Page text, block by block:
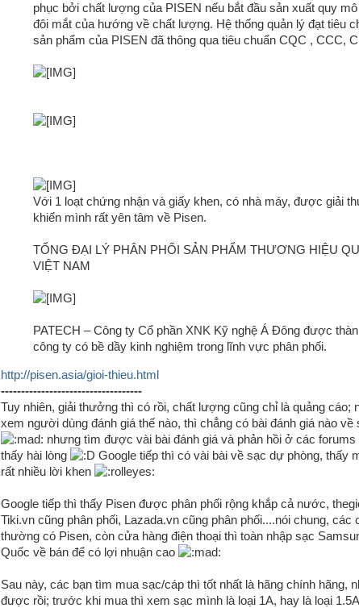
phục bởi chất lượng của PISEN nếu bắt đầu sản xuất quy
đôi mắt của hướng về chất lượng. Hệ thống quản lý đạt tiêu
sản phẩm của PISEN đã thông qua tiêu chuẩn CQC , CCC,
Với 1 loạt chứng nhận và giấy khen, có nhà máy, được giải
khiến mình rất yên tâm về Pisen.
TỔNG ĐẠI LÝ PHÂN PHỐI SẢN PHẨM THƯƠNG HIỆU
VIỆT NAM
PATECH – Công ty Cổ phần XNK Kỹ nghệ Á Đông được
công ty có bề dầy kinh nghiệm trong lĩnh vực phân phối.
http://pisen.asia/gioi-thieu.html
-----------------------------------
Tuy nhiên, giải thưởng thì có rồi, chất lượng cũng chỉ là quảng cáo;
xem người dùng đánh giá thế nào, thì chẳng có bài đánh giá nào
nhưng tìm được vài bài đánh giá và phản hồi ở các
thấy hài lòng
Google tiếp thì có vài bài về sạc dự phòng, thấy
rất nhiều lời khen
Google tiếp thì thấy Pisen được phân phối rộng khắp cả nước,
Tiki.vn cũng phân phối, Lazada.vn cũng phân phối....nói chung, các
thường có Pisen, còn cửa hàng điện thoại thì toàn nhập sạc
Quốc về bán để có lợi nhuận cao
Sau này, các bạn tìm mua sạc/cáp thì tốt nhất là hãng chính hãng,
được rồi; trước khi mua thì xem sạc mình là loại 1A, hay là loại